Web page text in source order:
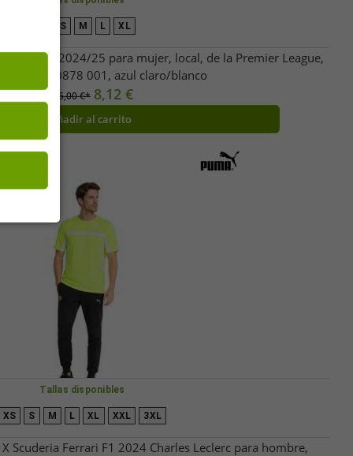
S M L XL
City 2024/25 para mujer, local, de la Premier League,
701230878 001, azul claro/blanco
95,00 €* 8,12 €
Añadir al carrito
Tallas disponibles
XS S M L XL XXL 3XL
Scuderia Ferrari F1 2024 Charles Leclerc para hombre,